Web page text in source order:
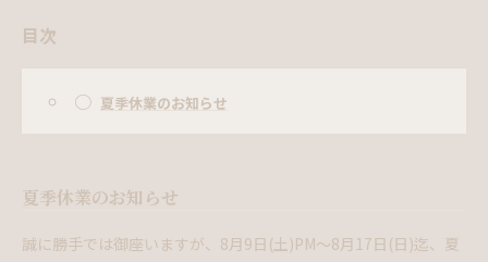
目次
○ 夏季休業のお知らせ
夏季休業のお知らせ
誠に勝手では御座いますが、8月9日(土)PM～8月17日(日)迄、夏